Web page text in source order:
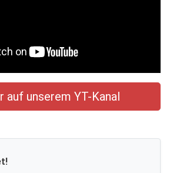
auf unserem YT-Kanal